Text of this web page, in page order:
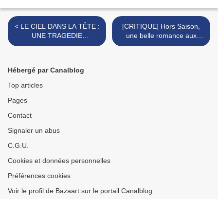
< LE CIEL DANS LA TÊTE :
UNE TRAGEDIE
ACTUELLE ET PUISSANTE
[CRITIQUE] Hors Saison,
une belle romance aux
élans Brizé(s) >
Hébergé par Canalblog
Top articles
Pages
Contact
Signaler un abus
C.G.U.
Cookies et données personnelles
Préférences cookies
Voir le profil de Bazaart sur le portail Canalblog